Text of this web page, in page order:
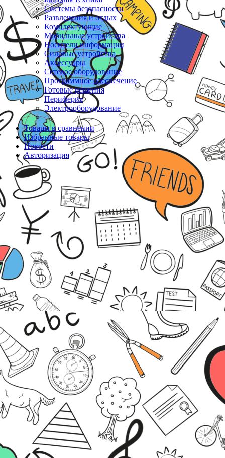
Системы безопасности
Развлечения и отдых
Комплектующие
Мобильные устройства
Носители информации
Силовые устройства
Аксессуары
Сетевое оборудование
Программное обеспечение
Готовые решения
Периферия
Электрооборудование
Товары в сравнении
Избранные товары
Новости
Авторизация